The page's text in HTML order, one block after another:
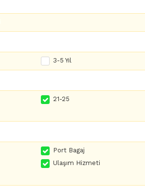
3-5 Yıl
21-25
Port Bagaj
Ulaşım Hizmeti